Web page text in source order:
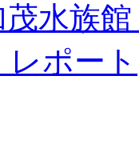
水族
ポート